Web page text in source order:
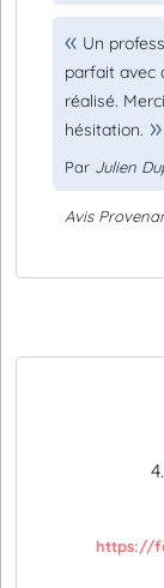
Un
parfait avec
réalisé.
hésitation.
Par Julien
Avis
https://